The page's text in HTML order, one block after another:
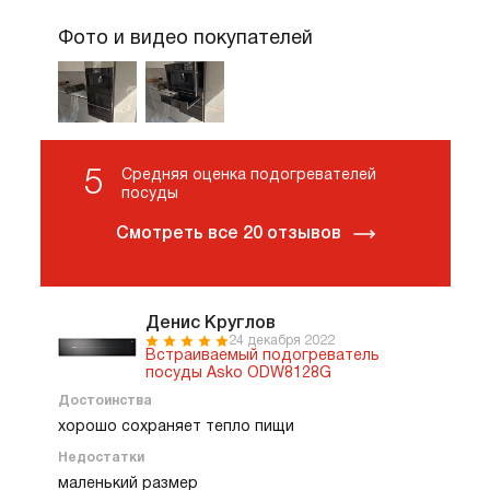
Фото и видео покупателей
Денис Круглов
24 декабря 2022
Встраиваемый подогреватель
посуды Asko ODW8128G
Достоинства
хорошо сохраняет тепло пищи
Недостатки
маленький размер
5
Средняя оценка подогревателей
посуды
Смотреть все 20 отзывов